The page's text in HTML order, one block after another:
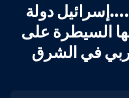
دولة
السيطرة على
عربي في الشرق